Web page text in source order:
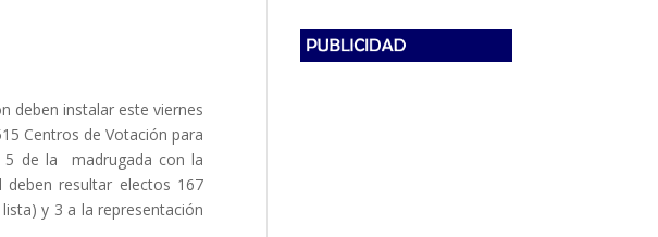
deben instalar este viernes
Centros de Votación para
5 de la madrugada con la
resultar electos 167
y 3 a la representación